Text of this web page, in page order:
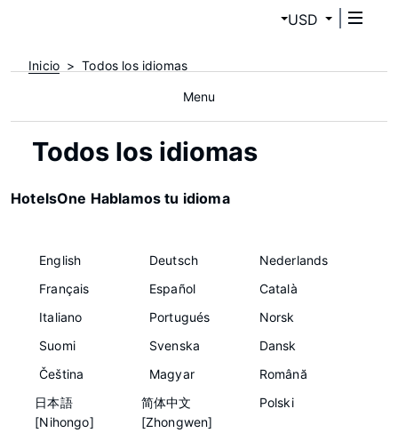
USD
Inicio Todos los idiomas
Menu
Todos los idiomas
HotelsOne Hablamos tu idioma
English Deutsch
Nederlands
Français
Español
Català
Italiano
Portugués
Norsk
Suomi
Svenska
Dansk
Čeština
Magyar
Română
日本語
[Nihongo]
简体中文
[Zhongwen]
Polski